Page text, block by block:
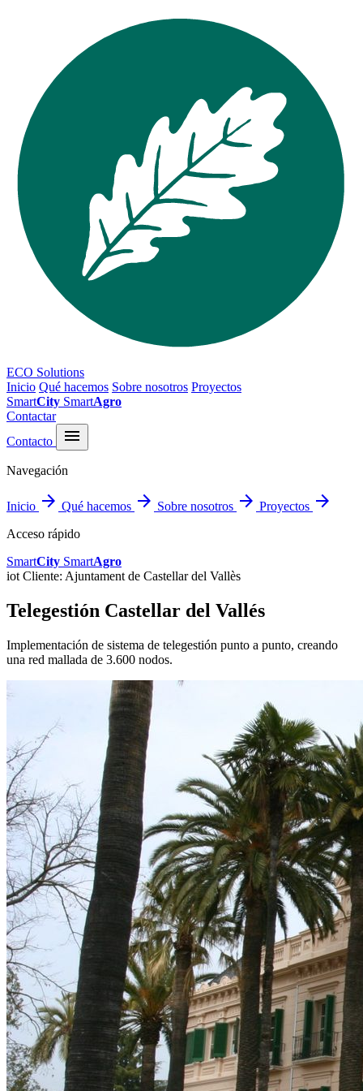
ECO Solutions
Inicio Qué hacemos Sobre nosotros Proyectos
SmartCity SmartAgro
Contactar
Contacto
menu
Navegación
Inicio arrow_forward Qué hacemos arrow_forward Sobre nosotros arrow_forward Proyectos arrow_forward
Acceso rápido
SmartCity SmartAgro
iotCliente: Ajuntament de Castellar del Vallès
Telegestión Castellar del Vallés
Implementación de sistema de telegestión punto a punto, creando
una red mallada de 3.600 nodos.